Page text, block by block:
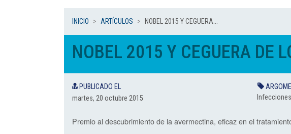
INICIO ARTÍCULOS NOBEL 2015 Y CEGUERA...
NOBEL 2015 Y CEGUERA DE
PUBLICADO EL
martes, 20 octubre 2015
Premio al descubrimiento de la avermectina, eficaz en el